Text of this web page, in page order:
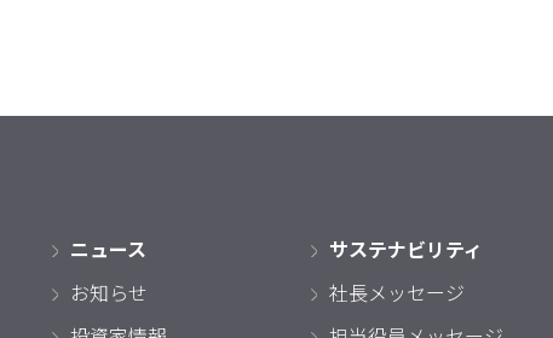
ニュース
お知らせ
サステナビリティ
社長メッセージ